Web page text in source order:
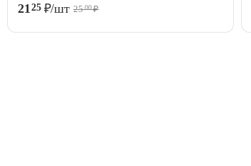
2125 ₽/шт 2500₽